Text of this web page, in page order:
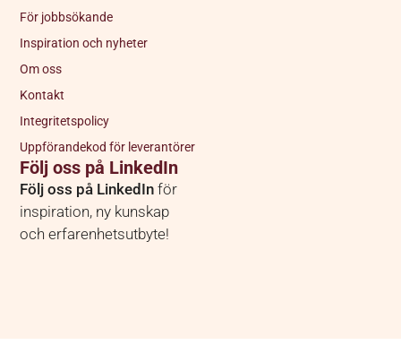
För jobbsökande
Inspiration och nyheter
Om oss
Kontakt
Integritetspolicy
Uppförandekod för leverantörer
Följ oss på LinkedIn
Följ oss på LinkedIn för
inspiration, ny kunskap
och erfarenhetsutbyte!